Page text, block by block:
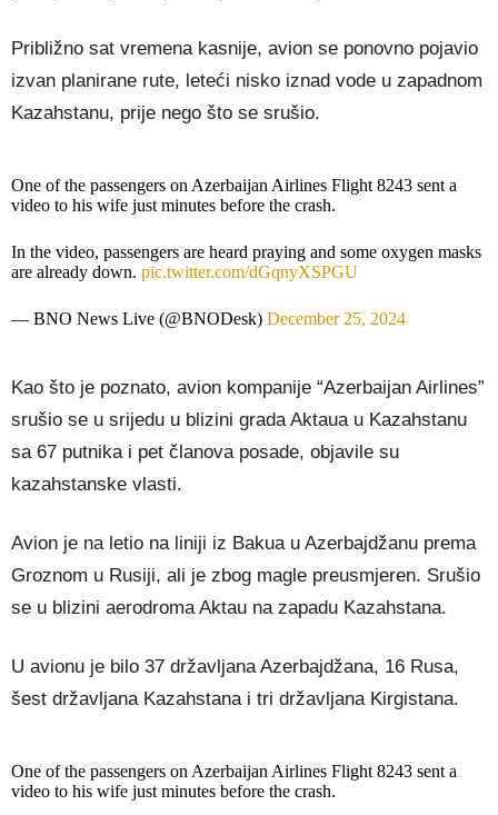
Približno sat vremena kasnije, avion se ponovno pojavio
izvan planirane rute, leteći nisko iznad vode u zapadnom
Kazahstanu, prije nego što se srušio.
One of the passengers on Azerbaijan Airlines Flight 8243 sent a
video to his wife just minutes before the crash.
In the video, passengers are heard praying and some oxygen masks
are already down. pic.twitter.com/dGqnyXSPGU
— BNO News Live (@BNODesk) December 25, 2024
Kao što je poznato, avion kompanije “Azerbaijan Airlines”
srušio se u srijedu u blizini grada Aktaua u Kazahstanu
sa 67 putnika i pet članova posade, objavile su
kazahstanske vlasti.
Avion je na letio na liniji iz Bakua u Azerbajdžanu prema
Groznom u Rusiji, ali je zbog magle preusmjeren. Srušio
se u blizini aerodroma Aktau na zapadu Kazahstana.
U avionu je bilo 37 državljana Azerbajdžana, 16 Rusa,
šest državljana Kazahstana i tri državljana Kirgistana.
One of the passengers on Azerbaijan Airlines Flight 8243 sent a
video to his wife just minutes before the crash.